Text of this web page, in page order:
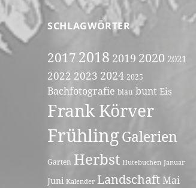
SCHLAGWÖRTER
2017 2018 2019 2020 2021
2022 2023 2024 2025
Bachfotografie blau bunt Eis
Frank Körver
FrühlingGalerien
Garten Herbst Hutebuchen Januar
Juni Kalender LandschaftMai